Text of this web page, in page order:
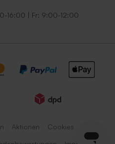
16:00 | Fr: 9:00-12:00
Aktionen Cookies